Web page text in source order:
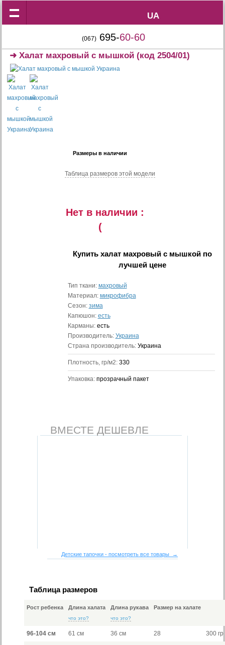
UA
UA
(067) 695-60-60
➜Халат махровый с мышкой (код 2504/01)
Размеры в наличии
Таблица размеров этой модели
Нет в наличии :
(
Купитьхалат махровый с мышкой по
лучшей цене
Тип ткани: махровый
Материал: микрофибра
Сезон: зима
Капюшон: есть
Карманы: есть
Производитель: Украина
Страна производитель: Украина
Плотность, гр/м2: 330
Упаковка: прозрачный пакет
ВМЕСТЕ ДЕШЕВЛЕ
Детские тапочки - посмотреть все товары →
Таблица размеров
Рост ребенка Длина халата
что это?
Длина рукава
что это?
Размер на халате
96-104 см 61 см 36 см 28 300 гр